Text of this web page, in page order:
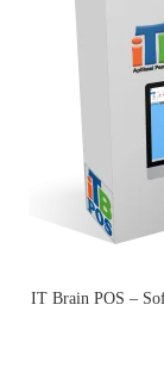
IT Brain POS –